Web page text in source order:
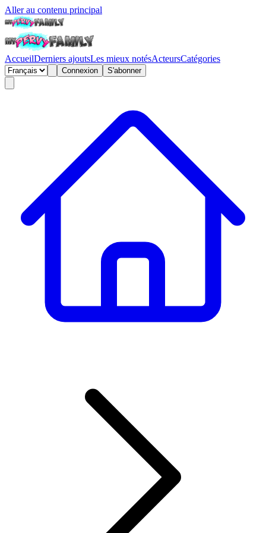
Aller au contenu principal
AccueilDerniers ajoutsLes mieux notésActeursCatégories
Connexion S'abonner